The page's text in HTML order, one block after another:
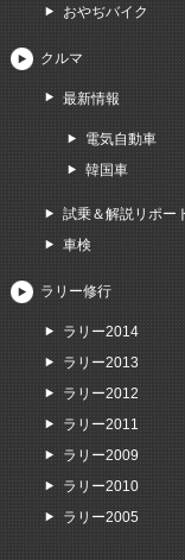
おやぢバイク
クルマ
最新情報
電気自動車
韓国車
試乗＆解説リポー
車検
ラリー修行
ラリー2014
ラリー2013
ラリー2012
ラリー2011
ラリー2009
ラリー2010
ラリー2005